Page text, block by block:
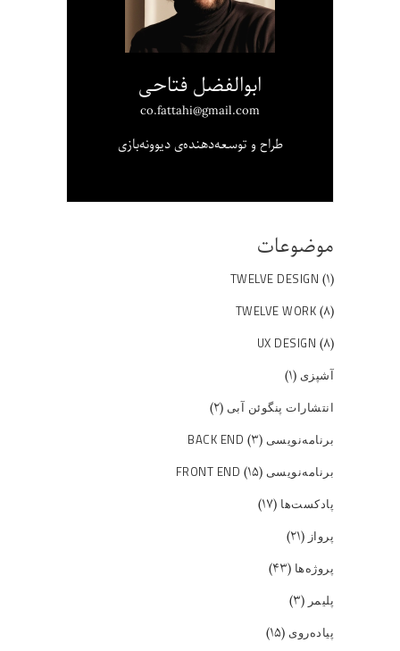
ابوالفضل فتاحی
co.fattahi@gmail.com
طراح و توسعه‌دهنده‌ی دیوونه‌بازی
موضوعات
TWELVE DESIGN (۱)
TWELVE WORK (۸)
UX DESIGN (۸)
آشپزی (۱)
انتشارات پنگوئن آبی (۲)
برنامه‌نویسی BACK END (۳)
برنامه‌نویسی FRONT END (۱۵)
پادکست‌ها (۱۷)
پرواز (۲۱)
پروژه‌ها (۴۳)
پلیمر (۳)
پیاده‌روی (۱۵)